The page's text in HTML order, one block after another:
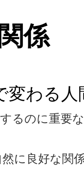
係
変わる人
るのに重要
に良好な関